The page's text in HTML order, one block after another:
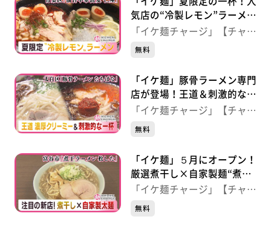
気店の“冷製レモン”ラーメ
ン 【仙台中華蕎麦 仁屋】
「イケ麺チャージ」【チャー
ジ！】
無料
「イケ麺」豚骨ラーメン専門
店が登場！王道＆刺激的な一
杯 【博多屋台豚骨ラーメ
区）
「イケ麺チャージ」【チャー
ジ！】
無料
「イケ麺」５月にオープン！
厳選煮干し×自家製麺“煮干
ラーメン” 【煮干ラーメン
「イケ麺チャージ」【チャー
ジ！】
無料